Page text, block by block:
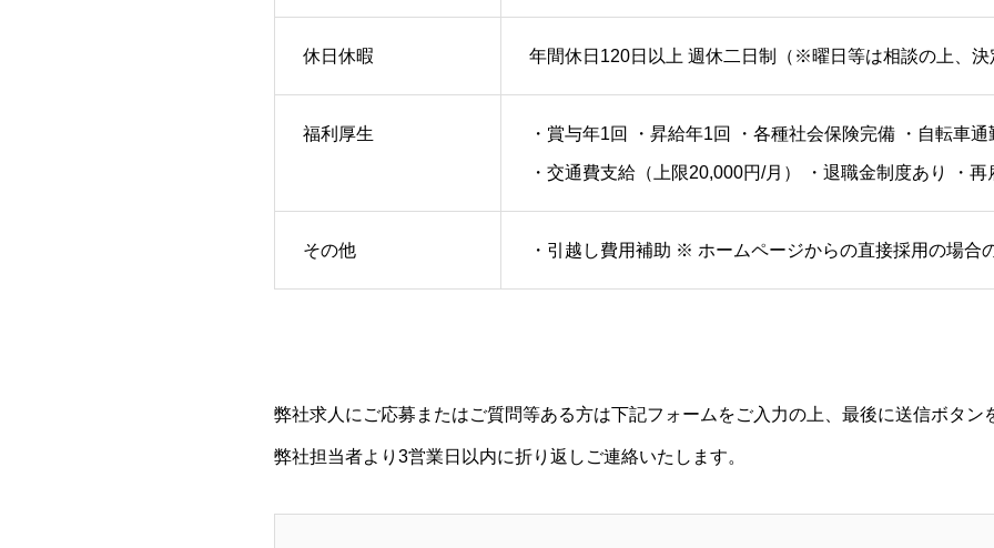
休日休暇 年間休日120日以上 週休二日制（※曜日等は相談の上、決
福利厚生 ・賞与年1回 ・昇給年1回 ・各種社会保険完備 ・自転車
・交通費支給（上限20,000円/月） ・退職金制度あり ・
その他 ・引越し費用補助 ※ ホームページからの直接採用の場合
弊社求人にご応募またはご質問等ある方は下記フォームをご入力の上、最後に送信ボタン
弊社担当者より3営業日以内に折り返しご連絡いたします。